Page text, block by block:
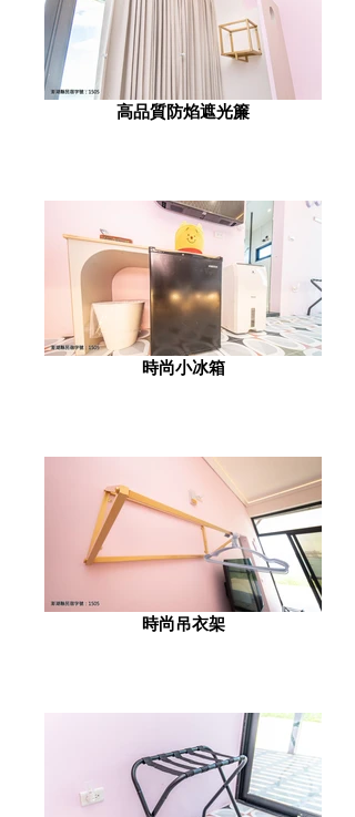
高品質防焰遮光簾
時尚小冰箱
時尚吊衣架